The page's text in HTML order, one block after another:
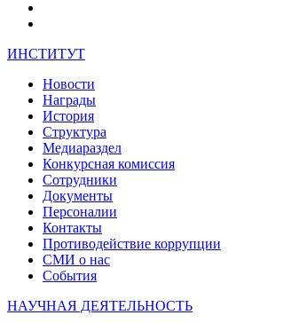
ИНСТИТУТ
Новости
Награды
История
Структура
Медиараздел
Конкурсная комиссия
Сотрудники
Документы
Персоналии
Контакты
Противодействие коррупции
СМИ о нас
События
НАУЧНАЯ ДЕЯТЕЛЬНОСТЬ